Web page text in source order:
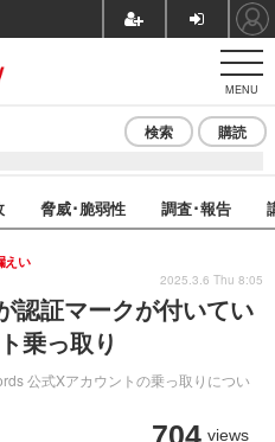
MENU
検索 購読
脅威･脆弱性 調査･報告
認証マークが付いてい
乗っ取り
公式Xアカウントの乗っ取りについ
えい
704 views
2025.3.6 Thu 8:05